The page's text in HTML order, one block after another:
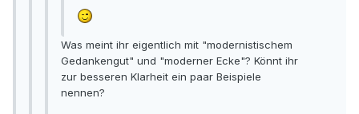
Was meint ihr eigentlich mit "modernistischem
Gedankengut" und "moderner Ecke"? Könnt ihr
zur besseren Klarheit ein paar Beispiele
nennen?